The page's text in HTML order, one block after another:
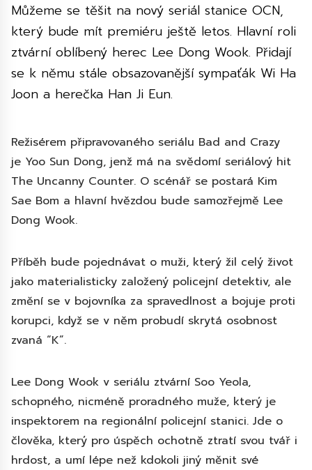
Můžeme se těšit na nový seriál stanice OCN,
který bude mít premiéru ještě letos. Hlavní roli
ztvární oblíbený herec Lee Dong Wook. Přidají
se k němu stále obsazovanější sympaťák Wi Ha
Joon a herečka Han Ji Eun.
Režisérem připravovaného seriálu Bad and Crazy
je Yoo Sun Dong, jenž má na svědomí seriálový hit
The Uncanny Counter. O scénář se postará Kim
Sae Bom a hlavní hvězdou bude samozřejmě Lee
Dong Wook.
Příběh bude pojednávat o muži, který žil celý život
jako materialisticky založený policejní detektiv, ale
změní se v bojovníka za spravedlnost a bojuje proti
korupci, když se v něm probudí skrytá osobnost
zvaná “K”.
Lee Dong Wook v seriálu ztvární Soo Yeola,
schopného, nicméně proradného muže, který je
inspektorem na regionální policejní stanici. Jde o
člověka, který pro úspěch ochotně ztratí svou tvář i
hrdost, a umí lépe než kdokoli jiný měnit své